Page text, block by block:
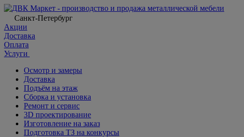
Санкт-Петербург
Акции
Доставка
Оплата
Услуги
Осмотр и замеры
Доставка
Подъём на этаж
Сборка и установка
Ремонт и сервис
3D проектирование
Изготовление на заказ
Подготовка ТЗ на конкурсы